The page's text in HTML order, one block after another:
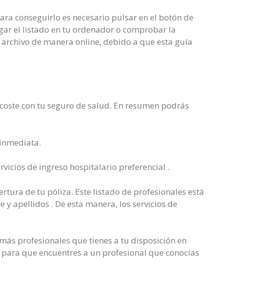
conseguirlo es necesario pulsar en el botón de
el listado en tu ordenador o comprobar la
de manera online, debido a que esta guía
con tu seguro de salud. En resumen podrás
de ingreso hospitalario preferencial .
de tu póliza. Este listado de profesionales está
apellidos . De esta manera, los servicios de
profesionales que tienes a tu disposición en
que encuentres a un profesional que conocías